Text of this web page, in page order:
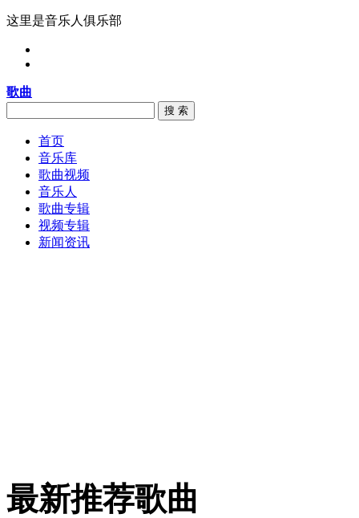
这里是音乐人俱乐部
歌曲
搜 索
首页
音乐库
歌曲视频
音乐人
歌曲专辑
视频专辑
新闻资讯
最新推荐歌曲